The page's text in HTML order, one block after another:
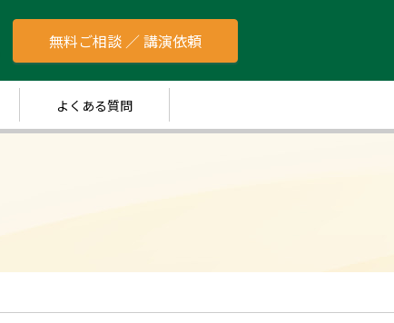
無料ご相談 ／ 講演依頼
よくある質問